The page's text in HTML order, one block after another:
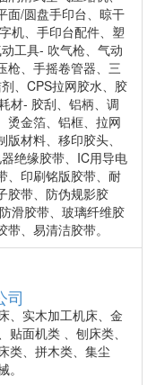
面/圆盘手印台、晾干
机、手印台配件、塑
工具- 吹气枪、气动
枪、手摇卷管器、三
、CPS拉网胶水、胶
材- 胶刮、铝柄、调
烫金箔、铝框、拉网
材料、移印胶头、
绝缘胶带、IC用导电
、印刷铭版胶带、耐
胶带、防伪规影胶
滑胶带、玻璃纤维胶
、易清洁胶带。
司
、实木加工机床、金
贴面机类 、刨床类、
类、拼木类、集尘